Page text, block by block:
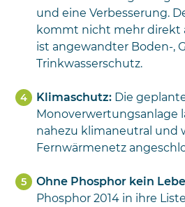
und eine Verbesserung.
kommt nicht mehr direkt
ist angewandter Boden-,
Trinkwasserschutz.
Klimaschutz: Die
Monoverwertungsanlage
nahezu klimaneutral und
Fernwärmenetz
Ohne Phosphor kein
Phosphor 2014 in ihre